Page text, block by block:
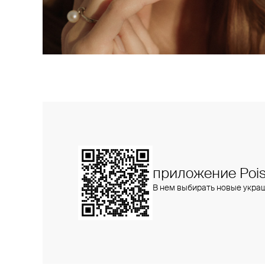
приложение
В нем выбирать новые